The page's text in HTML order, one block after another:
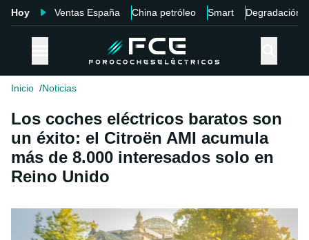
Hoy Ventas España China petróleo Smart Degradación
Inicio Noticias
Los coches eléctricos baratos son
un éxito: el Citroën AMI acumula
más de 8.000 interesados solo en
Reino Unido